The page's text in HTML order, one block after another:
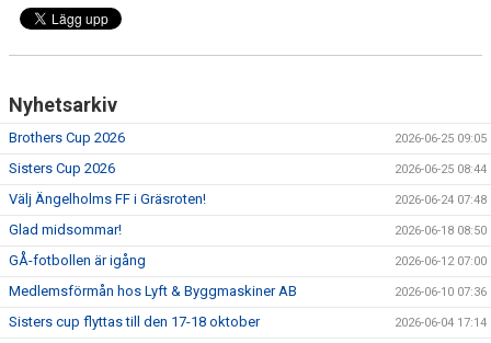
Nyhetsarkiv
Brothers Cup 2026 2026-06-25 09:05
Sisters Cup 2026 2026-06-25 08:44
Välj Ängelholms FF i Gräsroten! 2026-06-24 07:48
Glad midsommar! 2026-06-18 08:50
GÅ-fotbollen är igång 2026-06-12 07:00
Medlemsförmån hos Lyft & Byggmaskiner AB 2026-06-10 07:36
Sisters cup flyttas till den 17-18 oktober 2026-06-04 17:14